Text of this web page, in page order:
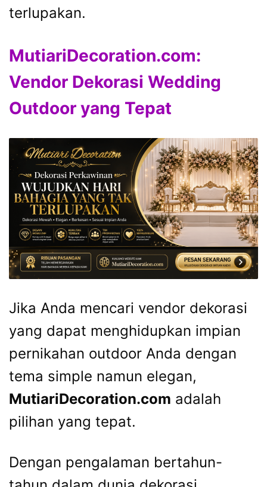
terlupakan.
MutiariDecoration.com:
Vendor Dekorasi Wedding
Outdoor yang Tepat
Jika Anda mencari vendor dekorasi
yang dapat menghidupkan impian
pernikahan outdoor Anda dengan
tema simple namun elegan,
MutiariDecoration.com adalah
pilihan yang tepat.
Dengan pengalaman bertahun-